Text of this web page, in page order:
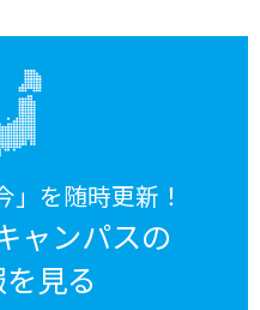
」を随時更新！
ャンパスの
見る